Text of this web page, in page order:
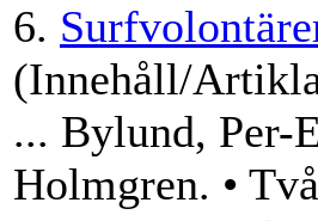
6.
(Innehåll/
... Bylund, Per-
Holmgren. •